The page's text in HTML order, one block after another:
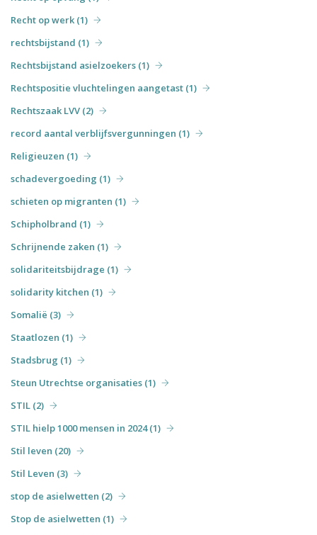
Recht op werk (1)
rechtsbijstand (1)
Rechtsbijstand asielzoekers (1)
Rechtspositie vluchtelingen aangetast (1)
Rechtszaak LVV (2)
record aantal verblijfsvergunningen (1)
Religieuzen (1)
schadevergoeding (1)
schieten op migranten (1)
Schipholbrand (1)
Schrijnende zaken (1)
solidariteitsbijdrage (1)
solidarity kitchen (1)
Somalië (3)
Staatlozen (1)
Stadsbrug (1)
Steun Utrechtse organisaties (1)
STIL (2)
STIL hielp 1000 mensen in 2024 (1)
Stil leven (20)
Stil Leven (3)
stop de asielwetten (2)
Stop de asielwetten (1)